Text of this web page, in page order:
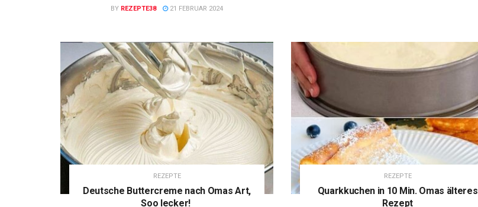
BY REZEPTE38 21 FEBRUAR 2024
REZEPTE
Deutsche Buttercreme nach Omas Art,
Soo lecker!
REZEPTE
Quarkkuchen in 10 Min. Omas älteres
Rezept